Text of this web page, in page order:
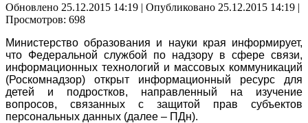
Обновлено 25.12.2015 14:19 | Опубликовано 25.12.2015 14:19 |
Просмотров: 698
Министерство образования и науки края информирует,
что Федеральной службой по надзору в сфере связи,
информационных технологий и массовых коммуникаций
(Роскомнадзор) открыт информационный ресурс для
детей и подростков, направленный на изучение
вопросов, связанных с защитой прав субъектов
персональных данных (далее – ПДн).